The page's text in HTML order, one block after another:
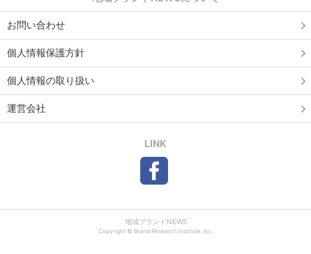
お問い合わせ
個人情報保護方針
個人情報の取り扱い
運営会社
LINK
地域ブランドNEWS
Copyright © Brand Research Institute, Inc.